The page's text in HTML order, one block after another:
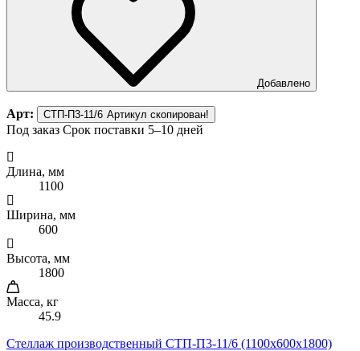
Добавлено
Арт: СТП-П3-11/6 Артикул скопирован!
Под заказ Срок поставки 5–10 дней
Длина, мм
1100
Ширина, мм
600
Высота, мм
1800
Масса, кг
45.9
Стеллаж производственный СТП-П3-11/6 (1100х600х1800)